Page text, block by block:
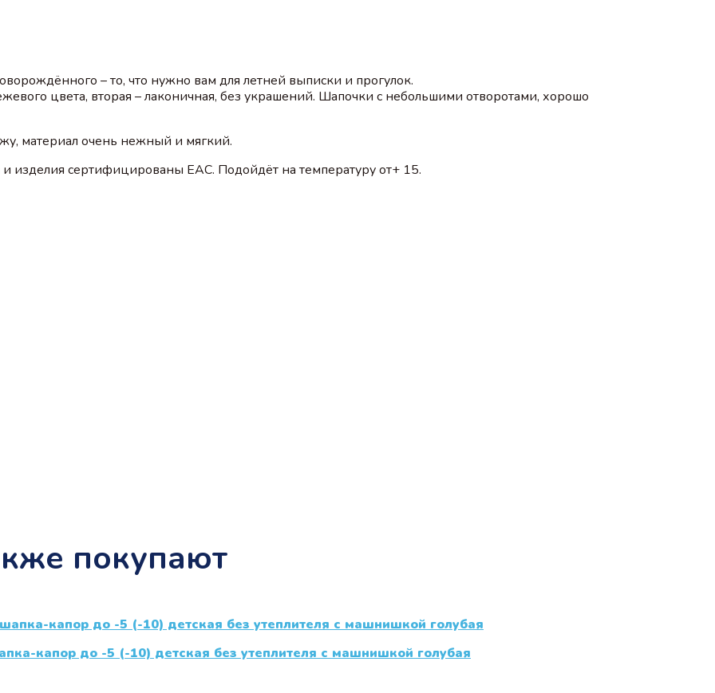
– то, что нужно вам для летней выписки и прогулок.
цвета, вторая – лаконичная, без украшений. Шапочки с небольшими отворотами, хорошо
материал очень нежный и мягкий.
изделия сертифицированы EAC. Подойдёт на температуру от+ 15.
покупают
капор до -5 (-10) детская без утеплителя с машнишкой голубая